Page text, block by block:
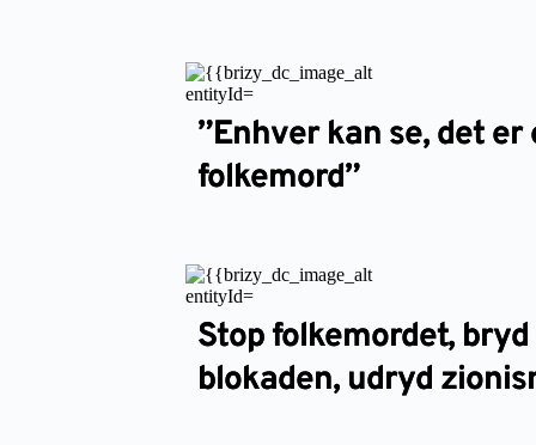
”Enhver kan se, det er
folkemord”
Stop folkemordet, bryd
blokaden, udryd